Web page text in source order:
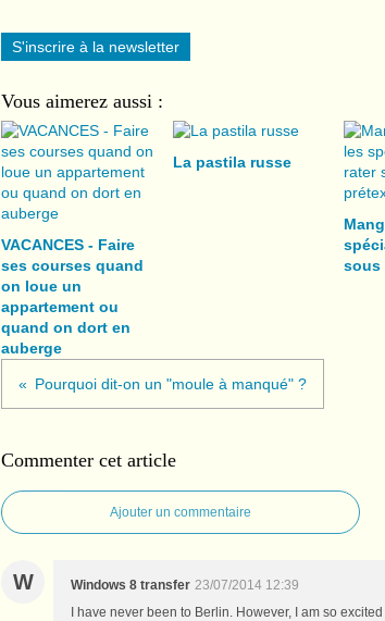
S'inscrire à la newsletter
Vous aimerez aussi :
VACANCES - Faire
ses courses quand
on loue un
appartement ou
quand on dort en
auberge
La pastila russe
sous
Pourquoi dit-on un "moule à manqué" ?
Commenter cet article
Ajouter un commentaire
W Windows 8 transfer 23/07/2014 12:39
I have never been to Berlin. However, I am so